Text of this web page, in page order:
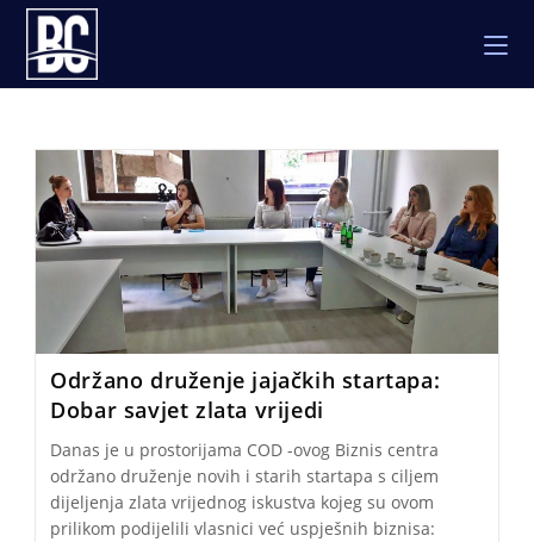
Skip
content
Održano druženje jajačkih startapa:
Dobar savjet zlata vrijedi
Danas je u prostorijama COD -ovog Biznis centra
održano druženje novih i starih startapa s ciljem
dijeljenja zlata vrijednog iskustva kojeg su ovom
prilikom podijelili vlasnici već uspješnih biznisa: